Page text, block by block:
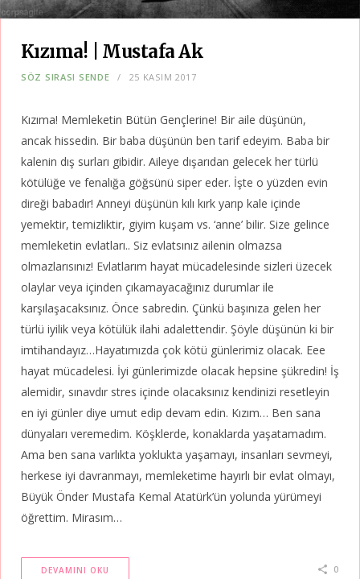
Kızıma! | Mustafa Ak
SÖZ SIRASI SENDE 25 KASIM 2017
Kızıma! Memleketin Bütün Gençlerine! Bir aile düşünün,
ancak hissedin. Bir baba düşünün ben tarif edeyim. Baba bir
kalenin dış surları gibidir. Aileye dışarıdan gelecek her türlü
kötülüğe ve fenalığa göğsünü siper eder. İşte o yüzden evin
direği babadır! Anneyi düşünün kılı kırk yarıp kale içinde
yemektir, temizliktir, giyim kuşam vs. ‘anne’ bilir. Size gelince
memleketin evlatları.. Siz evlatsınız ailenin olmazsa
olmazlarısınız! Evlatlarım hayat mücadelesinde sizleri üzecek
olaylar veya içinden çıkamayacağınız durumlar ile
karşılaşacaksınız. Önce sabredin. Çünkü başınıza gelen her
türlü iyilik veya kötülük ilahi adalettendir. Şöyle düşünün ki bir
imtihandayız…Hayatımızda çok kötü günlerimiz olacak. Eee
hayat mücadelesi. İyi günlerimizde olacak hepsine şükredin! İş
alemidir, sınavdır stres içinde olacaksınız kendinizi resetleyin
en iyi günler diye umut edip devam edin. Kızım… Ben sana
dünyaları veremedim. Köşklerde, konaklarda yaşatamadım.
Ama ben sana varlıkta yoklukta yaşamayı, insanları sevmeyi,
herkese iyi davranmayı, memleketime hayırlı bir evlat olmayı,
Büyük Önder Mustafa Kemal Atatürk’ün yolunda yürümeyi
öğrettim. Mirasım…
DEVAMINI OKU 0